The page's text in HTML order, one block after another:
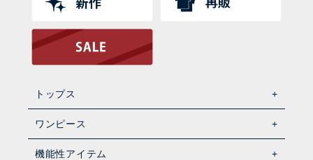
トップス
ワンピース
機能性アイテム